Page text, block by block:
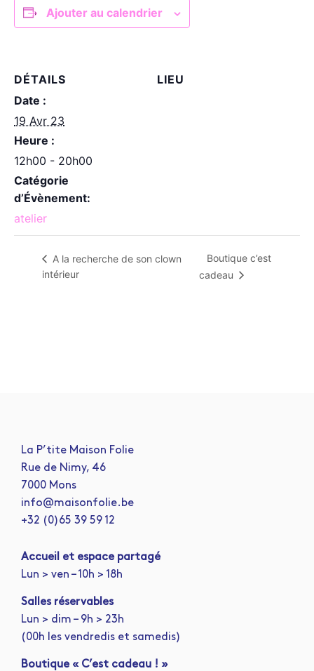
Ajouter au calendrier
DÉTAILS
Date :
19 Avr 23
Heure :
12h00 - 20h00
Catégorie
d’Évènement:
atelier
LIEU
A la recherche de son clown
intérieur
Boutique c’est
cadeau
La P’tite Maison Folie
Rue de Nimy, 46
7000 Mons
info@maisonfolie.be
+32 (0)65 39 59 12
Accueil et espace partagé
Lun > ven – 10h > 18h
Salles réservables
Lun > dim – 9h > 23h
(00h les vendredis et samedis)
Boutique « C’est cadeau ! »